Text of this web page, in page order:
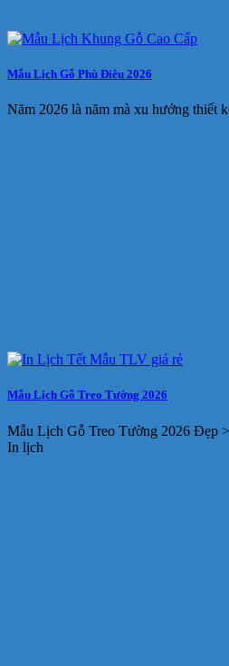
Mẫu Lịch Gỗ Phù Điêu 2026
Năm 2026 là năm mà xu hướng thiết
Mẫu Lịch Gỗ Treo Tường 2026
Mẫu Lịch Gỗ Treo Tường 2026 Đẹp
In lịch